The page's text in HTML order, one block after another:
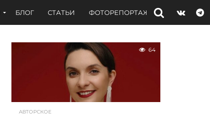
БЛОГ СТАТЬИ ФОТОРЕПОРТАЖИ ИНТЕРВЬЮ
64
АВТОРСКОЕ